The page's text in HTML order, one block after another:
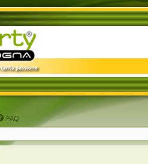
FAQ